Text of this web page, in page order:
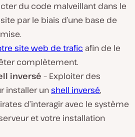
du code malveillant dans le
par le biais d’une base de
site web de trafic afin de le
complètement.
inversé – Exploiter des
installer unshell inversé,
d’interagir avec le système
et votre installation